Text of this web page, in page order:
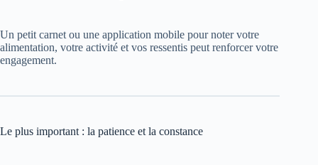
Un petit carnet ou une application mobile pour noter votre
alimentation, votre activité et vos ressentis peut renforcer votre
engagement.
Le plus important : la patience et la constance